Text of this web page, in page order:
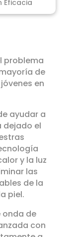
Eficacia
problema
de
en
ayudar a
dejado el
y la luz
las
de la
piel.
onda de
con